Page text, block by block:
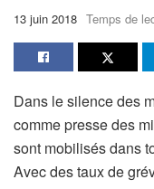
13 juin 2018 Temps de
Dans le silence des
comme presse des
sont mobilisés dans
Avec des taux de